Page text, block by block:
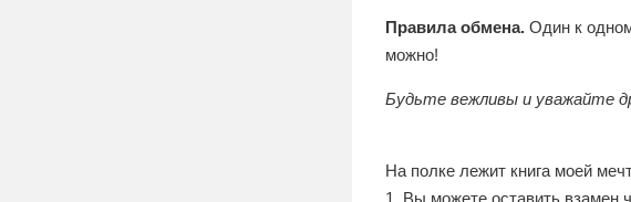
Правила обмена.Один к
можно!
Будьте вежливы и уважайте
На полке лежит книга моей
1. Вы можете оставить взамен